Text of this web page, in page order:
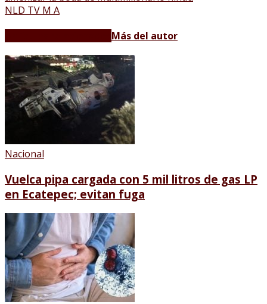
NLD TV M A
Más del autor
Nacional
Vuelca pipa cargada con 5 mil litros de gas LP
en Ecatepec; evitan fuga